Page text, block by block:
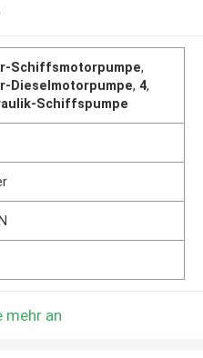
Schiffsmotorpumpe,
Dieselmotorpumpe,4,
Schiffspumpe
mehr an